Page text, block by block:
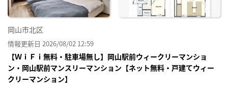
岡山市北区
情報更新日 2026/08/02 12:59
【ＷｉＦｉ無料・駐車場無し】岡山駅前ウィークリーマンショ
ン・岡山駅前マンスリーマンション【ネット無料・戸建てウィー
クリーマンション】